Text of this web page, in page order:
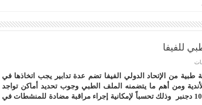
للفيفا
يستجيب
للملف
الطبي
للفيفا
طبية من الإتحاد الدولي الفيفا تضم عدة تدابير يجب اتخاذها في
ومن أهم ما يتضمنه الملف الطبي وجوب تحديد أماكن تواجد
اللاعبين ابتداءً من 25 أكتوبر حتى 10 دجنبر وذلك تحسباً لإمكانية إجراء مراقبة مضادة للمنشطات في